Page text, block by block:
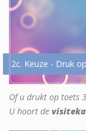
2c. Keuze - Druk
Of u drukt op toets
U hoort de